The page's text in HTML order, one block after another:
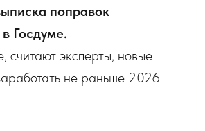
поправок
Госдуме.
считают эксперты, новые
не раньше 2026